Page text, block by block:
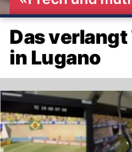
Das verlangt
in Lugano